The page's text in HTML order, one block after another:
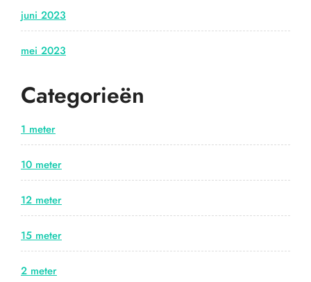
juni 2023
mei 2023
Categorieën
1 meter
10 meter
12 meter
15 meter
2 meter